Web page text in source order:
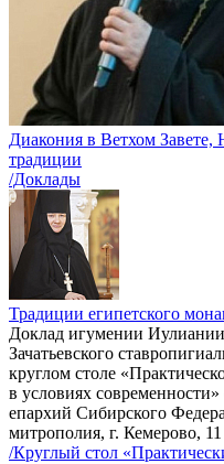
Диакония в Ветхом Завете,
традиции
/Доклады
Традиции египетского
Доклад игумении
Зачатьевского
круглом столе
в условиях
епархий Сибирского
митрополия, г. Кемерово,
/Круглый стол